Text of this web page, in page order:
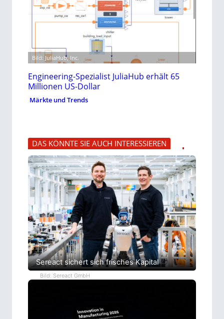
Bild: JuliaHub, Inc.
Engineering-Spezialist JuliaHub erhält 65
Millionen US-Dollar
Märkte und Trends
DAS KÖNNTE SIE AUCH INTERESSIEREN
Sereact sichert sich frisches Kapital
Bild: Sereact GmbH